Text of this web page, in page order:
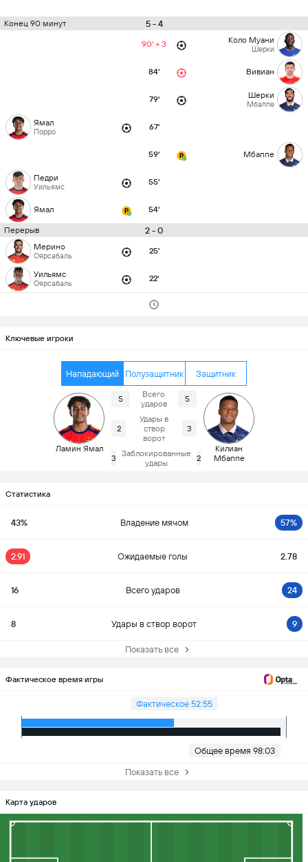
Конец 90 минут 5 - 4
90' + 3 Коло Муани
Шерки
84' Вивиан
79' Шерки
Мбаппе
Ямал
Порро 67'
59' Мбаппе
Педри
Уильямс 55'
Ямал 54'
Перерыв 2 - 0
Мерино
Оярсабаль 25'
Уильямс
Оярсабаль 22'
Ключевые игроки
Нападающий Полузащитник Защитник
Ламин Ямал
5
Всего
ударов
5
2
Удары в
створ
ворот
3
3
Заблокированные
удары
2
Килиан
Мбаппе
Статистика
43% Владение мячом 57%
2.91 Ожидаемые голы 2.78
16 Всего ударов 24
8 Удары в створ ворот 9
Показать все
Фактическое время игры
Фактическое 52:55
Общее время 98:03
Показать все
Карта ударов